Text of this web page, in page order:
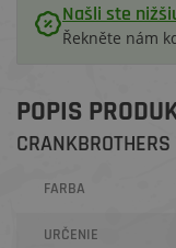
Našli ste
Řekněte nám
POPIS
FARBA
URČENIE